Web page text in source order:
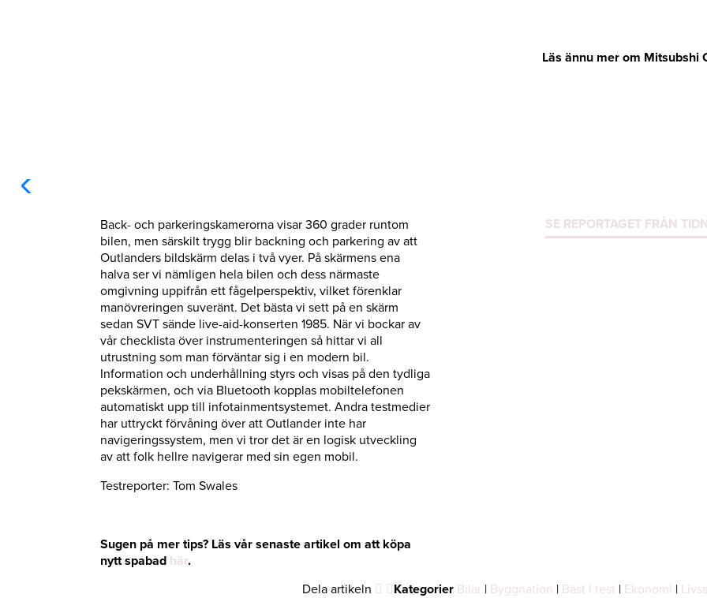
Läs ännu mer om Mitsubshi
Back- och parkeringskamerorna visar 360 grader runtom
bilen, men särskilt trygg blir backning och parkering av att
Outlanders bildskärm delas i två vyer. På skärmens ena
halva ser vi nämligen hela bilen och dess närmaste
omgivning uppifrån ett fågelperspektiv, vilket förenklar
manövreringen suveränt. Det bästa vi sett på en skärm
sedan SVT sände live-aid-konserten 1985. När vi bockar av
vår checklista över instrumenteringen så hittar vi all
utrustning som man förväntar sig i en modern bil.
Information och underhållning styrs och visas på den tydliga
pekskärmen, och via Bluetooth kopplas mobiltelefonen
automatiskt upp till infotainmentsystemet. Andra testmedier
har uttryckt förvåning över att Outlander inte har
navigeringssystem, men vi tror det är en logisk utveckling
av att folk hellre navigerar med sin egen mobil.
Testreporter: Tom Swales
Sugen på mer tips? Läs vår senaste artikel om att köpa
nytt spabad här.
SE REPORTAGET FRÅN
Dela artikeln Kategorier Bilar | Byggnation | Bäst i test | Ekonomi |